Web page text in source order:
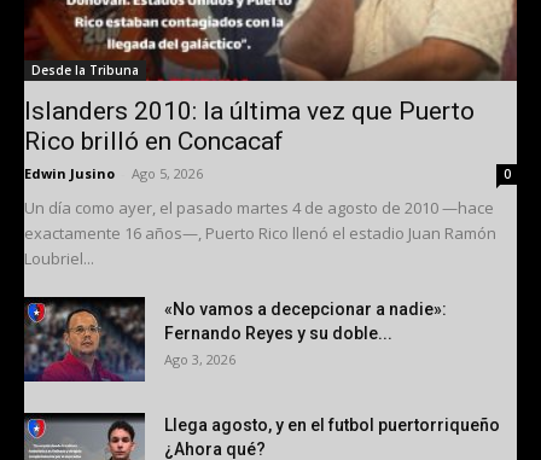
Desde la Tribuna
Islanders 2010: la última vez que Puerto
Rico brilló en Concacaf
Edwin Jusino Ago 5, 2026 0
Un día como ayer, el pasado martes 4 de agosto de 2010 —hace
exactamente 16 años—, Puerto Rico llenó el estadio Juan Ramón
Loubriel...
«No vamos a decepcionar a nadie»:
Fernando Reyes y su doble...
Ago 3, 2026
Llega agosto, y en el futbol puertorriqueño
¿Ahora qué?